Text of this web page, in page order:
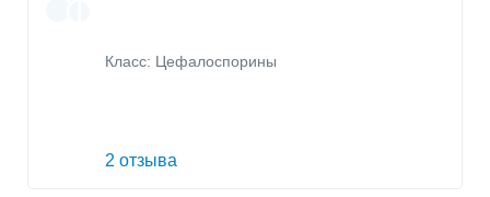
Класс: Цефалоспорины
2 отзыва